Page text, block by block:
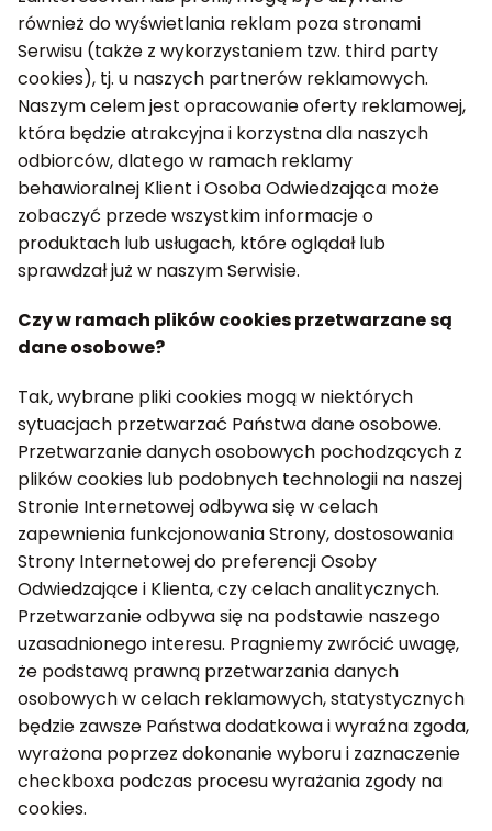
również do wyświetlania reklam poza stronami
Serwisu (także z wykorzystaniem tzw. third party
cookies), tj. u naszych partnerów reklamowych.
Naszym celem jest opracowanie oferty reklamowej,
która będzie atrakcyjna i korzystna dla naszych
odbiorców, dlatego w ramach reklamy
behawioralnej Klient i Osoba Odwiedzająca może
zobaczyć przede wszystkim informacje o
produktach lub usługach, które oglądał lub
sprawdzał już w naszym Serwisie.
Czy w ramach plików cookies przetwarzane są
dane osobowe?
Tak, wybrane pliki cookies mogą w niektórych
sytuacjach przetwarzać Państwa dane osobowe.
Przetwarzanie danych osobowych pochodzących z
plików cookies lub podobnych technologii na naszej
Stronie Internetowej odbywa się w celach
zapewnienia funkcjonowania Strony, dostosowania
Strony Internetowej do preferencji Osoby
Odwiedzające i Klienta, czy celach analitycznych.
Przetwarzanie odbywa się na podstawie naszego
uzasadnionego interesu. Pragniemy zwrócić uwagę,
że podstawą prawną przetwarzania danych
osobowych w celach reklamowych, statystycznych
będzie zawsze Państwa dodatkowa i wyraźna zgoda,
wyrażona poprzez dokonanie wyboru i zaznaczenie
checkboxa podczas procesu wyrażania zgody na
cookies.